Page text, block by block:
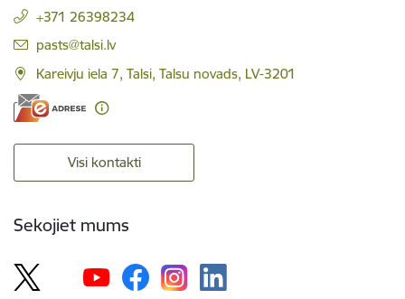
+371 26398234
E-pasts:
pasts@talsi.lv
Kareivju iela 7, Talsi, Talsu novads, LV-3201
Visi kontakti
Sekojiet mums